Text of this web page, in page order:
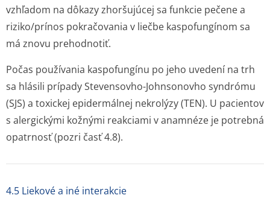
vzhľadom na dôkazy zhoršujúcej sa funkcie pečene a
riziko/prínos pokračovania v liečbe kaspofungínom sa
má znovu prehodnotiť.
Počas používania kaspofungínu po jeho uvedení na trh
sa hlásili prípady Stevensovho-Johnsonovho syndrómu
(SJS) a toxickej epidermálnej nekrolýzy (TEN). U pacientov
s alergickými kožnými reakciami v anamnéze je potrebná
opatrnosť (pozri časť 4.8).
4.5 Liekové a iné interakcie